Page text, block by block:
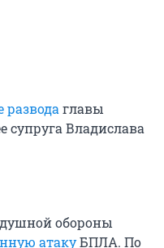
развода главы
Владислава
обороны
атакуБПЛА. По